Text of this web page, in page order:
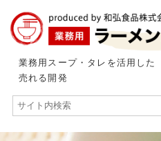
業務用スープ・タレを活用した
売れる開発